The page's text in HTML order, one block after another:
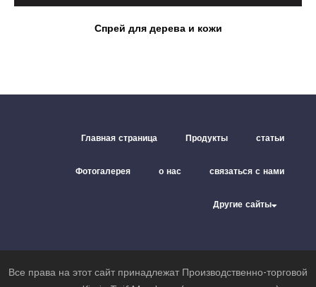
Спрей для дерева и кожи
Главная страница Продукты статьи
Фотогалерея о нас связаться с нами
Другие сайты
Все права на этот сайт принадлежат Производственно-торговой